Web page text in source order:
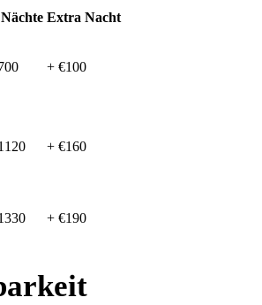
Extra Nacht
+ €100
+ €160
+ €190